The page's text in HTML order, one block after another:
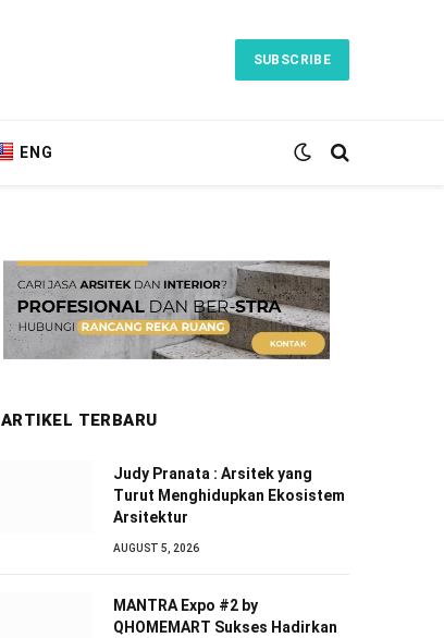
SUBSCRIBE
ENG
ARTIKEL TERBARU
Judy Pranata : Arsitek yang
Turut Menghidupkan Ekosistem
Arsitektur
AUGUST 5, 2026
MANTRA Expo #2 by
QHOMEMART Sukses Hadirkan